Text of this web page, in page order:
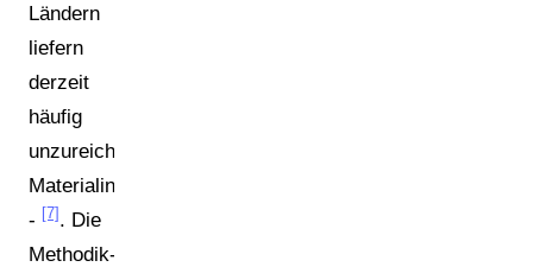
Ländern
liefern
derzeit
häufig
unzureichende
Materialinformationen
- [7] . Die
Methodik-